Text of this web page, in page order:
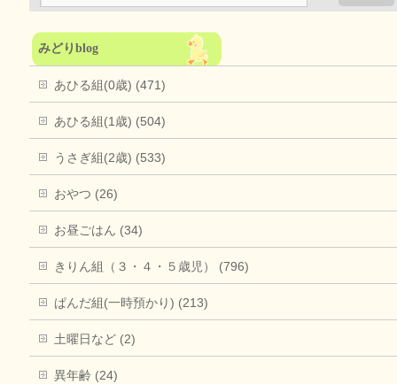
みどりblog
あひる組(0歳) (471)
あひる組(1歳) (504)
うさぎ組(2歳) (533)
おやつ (26)
お昼ごはん (34)
きりん組（３・４・５歳児） (796)
ぱんだ組(一時預かり) (213)
土曜日など (2)
異年齢 (24)